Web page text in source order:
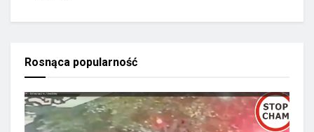
Rosnąca popularność